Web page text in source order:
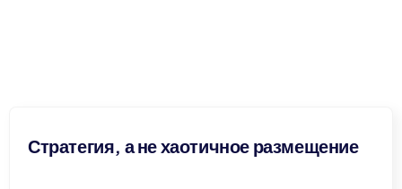
Стратегия, а не хаотичное размещение